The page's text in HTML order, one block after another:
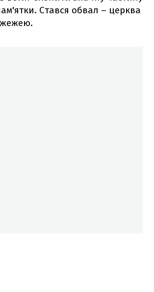
Стався обвал – церква